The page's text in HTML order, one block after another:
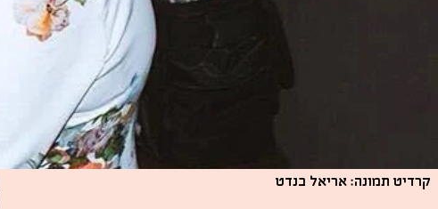
קרדיט תמונה: אריאל בנדט